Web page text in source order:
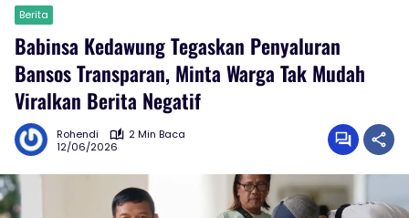
Berita
Babinsa Kedawung Tegaskan Penyaluran
Bansos Transparan, Minta Warga Tak Mudah
Viralkan Berita Negatif
Rohendi
2 Min Baca
12/06/2026